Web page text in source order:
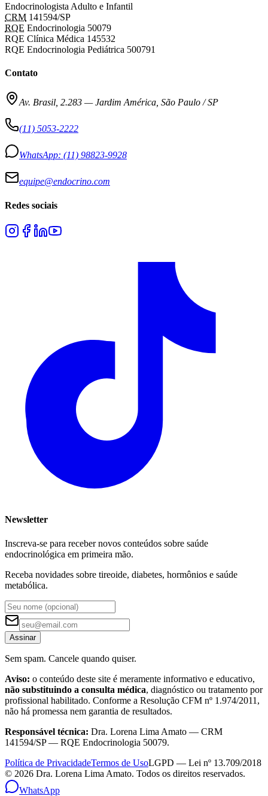
Endocrinologista Adulto e Infantil
CRM 141594/SP
RQE Endocrinologia 50079
RQE Clínica Médica 145532
RQE Endocrinologia Pediátrica 500791
Contato
Av. Brasil, 2.283 —Jardim América, São Paulo / SP
(11) 5053-2222
WhatsApp: (11) 98823-9928
equipe@endocrino.com
Redes sociais
Newsletter
Inscreva-se para receber novos conteúdos sobre saúde
endocrinológica em primeira mão.
Receba novidades sobre tireoide, diabetes, hormônios e saúde
metabólica.
Assinar
Sem spam. Cancele quando quiser.
Aviso: o conteúdo deste site é meramente informativo e educativo,
não substituindo a consulta médica, diagnóstico ou tratamento por
profissional habilitado. Conforme a Resolução CFM nº 1.974/2011,
não há promessa nem garantia de resultados.
Responsável técnica: Dra. Lorena Lima Amato — CRM
141594/SP — RQE Endocrinologia 50079.
Política de PrivacidadeTermos de UsoLGPD — Lei nº 13.709/2018
© 2026 Dra. Lorena Lima Amato. Todos os direitos reservados.
WhatsApp